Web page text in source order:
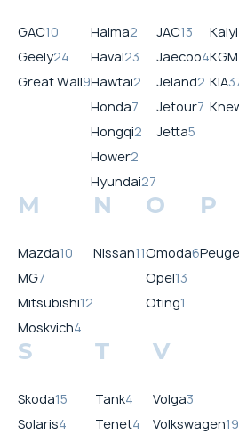
GAC10
Geely24
Great Wall9
Haima2
Haval23
Hawtai2
Honda7
Hongqi2
Hower2
Hyundai27
JAC13
Jaecoo4
Jeland2
Jetour7
Jetta5
Kaiyi
KIA
M
Mazda10
MG7
Mitsubishi12
Moskvich4
N
Nissan11
O
Omoda6
Opel13
Oting1
P
S
Skoda15
Solaris4
T
Tank4
Tenet4
V
Volga3
Volkswagen19